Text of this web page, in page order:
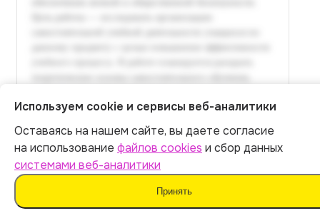
Итог:399р.
Оплатить
Используем cookie и сервисы веб-аналитики
Оставаясь на нашем сайте, вы даете согласие
на использование файлов cookies и сбор данных
системами веб-аналитики
Принять